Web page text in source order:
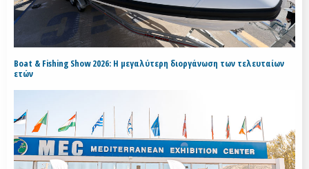
Boat & Fishing Show 2026: Η μεγαλύτερη διοργάνωση των τελευταίων
ετών